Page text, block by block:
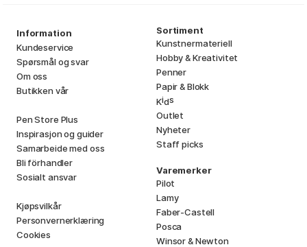
Information
Kundeservice
Spørsmål og svar
Om oss
Butikken vår
Pen Store Plus
Inspirasjon og guider
Samarbeide med oss
Bli förhandler
Sosialt ansvar
Kjøpsvilkår
Personvernerklæring
Cookies
Sortiment
Kunstnermateriell
Hobby & Kreativitet
Penner
Papir & Blokk
Kids
Outlet
Nyheter
Staff picks
Varemerker
Pilot
Lamy
Faber-Castell
Posca
Winsor & Newton